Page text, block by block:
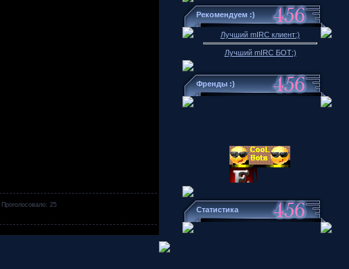
Проголосовало: 25
Рекомендуем :)
Лучший mIRC клиент:)
Лучший mIRC БОТ:)
Френды :)
Статистика